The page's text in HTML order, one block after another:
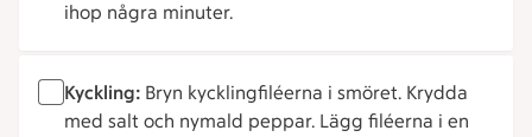
ihop några minuter.
Kyckling: Bryn kycklingfiléerna i smöret. Krydda
med salt och nymald peppar. Lägg filéerna i en